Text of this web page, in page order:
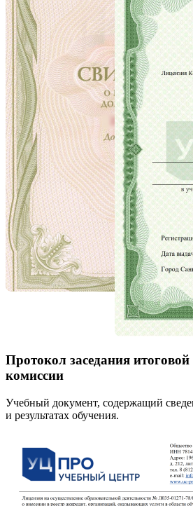
Протокол заседания итоговой
комиссии
Учебный документ, содержащий
и результатах обучения.